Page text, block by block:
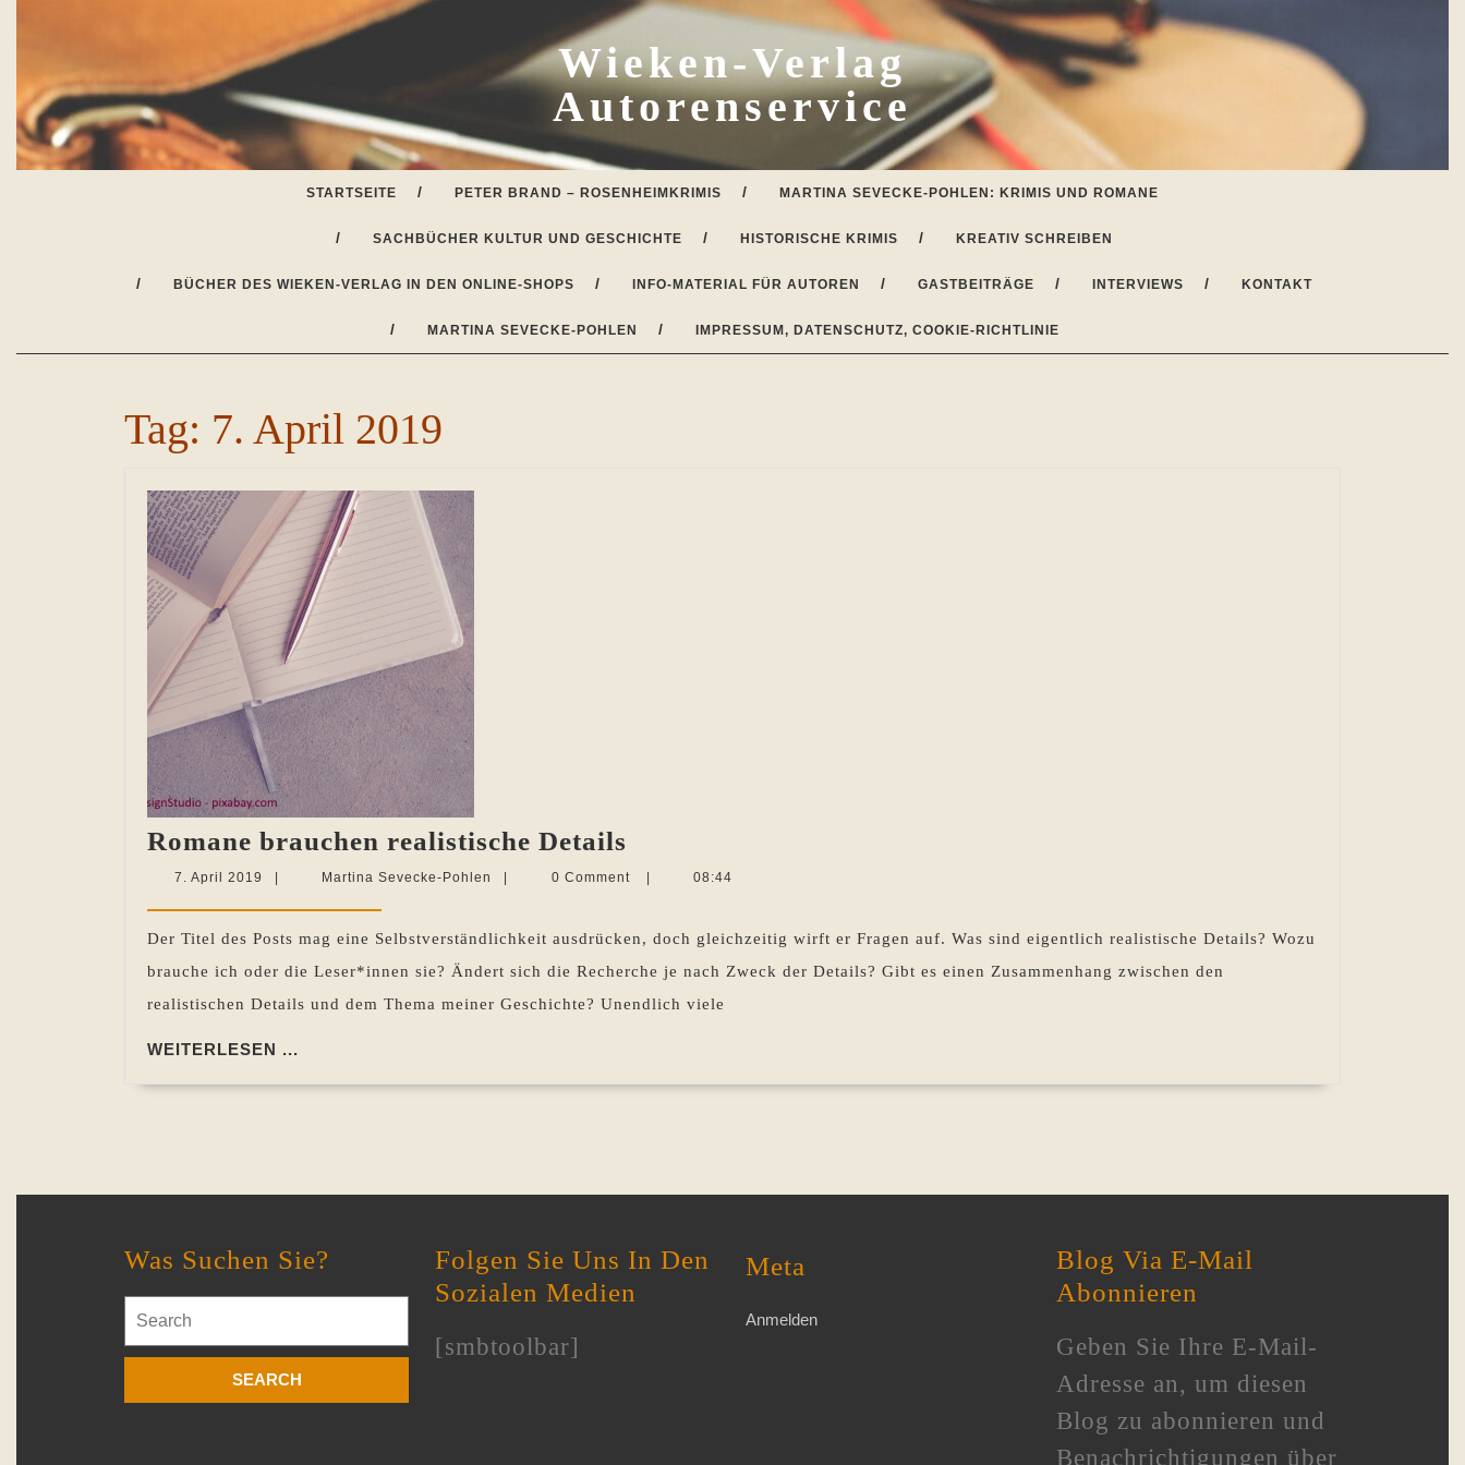
Wieken-Verlag
Autorenservice
STARTSEITE PETER BRAND – ROSENHEIMKRIMIS MARTINA SEVECKE-POHLEN: KRIMIS UND ROMANE
SACHBÜCHER KULTUR UND GESCHICHTE HISTORISCHE KRIMIS KREATIV SCHREIBEN
BÜCHER DES WIEKEN-VERLAG IN DEN ONLINE-SHOPS INFO-MATERIAL FÜR AUTOREN GASTBEITRÄGE INTERVIEWS KONTAKT
MARTINA SEVECKE-POHLEN IMPRESSUM, DATENSCHUTZ, COOKIE-RICHTLINIE
Tag: 7. April 2019
Romane brauchen realistische Details
brauchen
Details
7. April 2019
2019
Martina Sevecke-Pohlen
Martina
0 Comment 08:44
Der Titel des Posts mag eine Selbstverständlichkeit ausdrücken, doch gleichzeitig wirft er Fragen auf. Was sind eigentlich realistische Details? Wozu
brauche ich oder die Leser*innen sie? Ändert sich die Recherche je nach Zweck der Details? Gibt es einen Zusammenhang zwischen den
realistischen Details und dem Thema meiner Geschichte? Unendlich viele
WEITERLESEN ...
Was Suchen Sie?
for:
Folgen Sie Uns In Den
Sozialen Medien
[smbtoolbar]
Meta
Anmelden
Blog Via E-Mail
Abonnieren
Geben Sie Ihre E-Mail-
Adresse an, um diesen
Blog zu abonnieren und
Benachrichtigungen über